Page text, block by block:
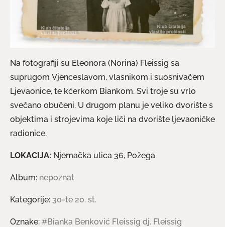
Na fotografiji su Eleonora (Norina) Fleissig sa
suprugom Vjenceslavom, vlasnikom i suosnivačem
Ljevaonice, te kćerkom Biankom. Svi troje su vrlo
svečano obučeni. U drugom planu je veliko dvorište s
objektima i strojevima koje liči na dvorište ljevaoničke
radionice.
LOKACIJA: Njemačka ulica 36, Požega
Album: nepoznat
Kategorije: 30-te 20. st.
Oznake: #Bianka Benković Fleissig dj. Fleissig